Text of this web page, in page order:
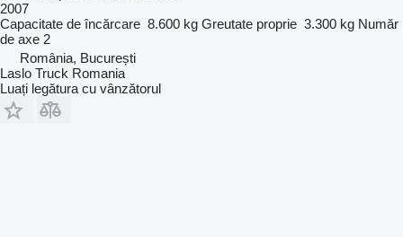
2007
Capacitate de încărcare 8.600 kg Greutate proprie 3.300 kg Număr
de axe 2
România, București
Laslo Truck Romania
Luați legătura cu vânzătorul